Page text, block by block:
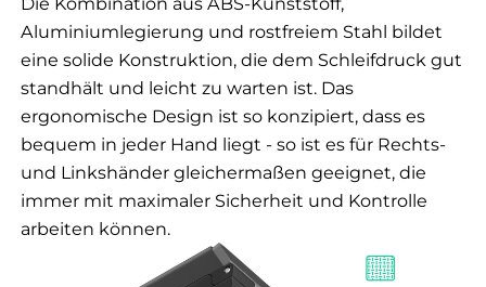
Aluminiumlegierung und rostfreiem Stahl bildet
eine solide Konstruktion, die dem Schleifdruck gut
standhält und leicht zu warten ist. Das
ergonomische Design ist so konzipiert, dass es
bequem in jeder Hand liegt - so ist es für Rechts-
und Linkshänder gleichermaßen geeignet, die
immer mit maximaler Sicherheit und Kontrolle
arbeiten können.